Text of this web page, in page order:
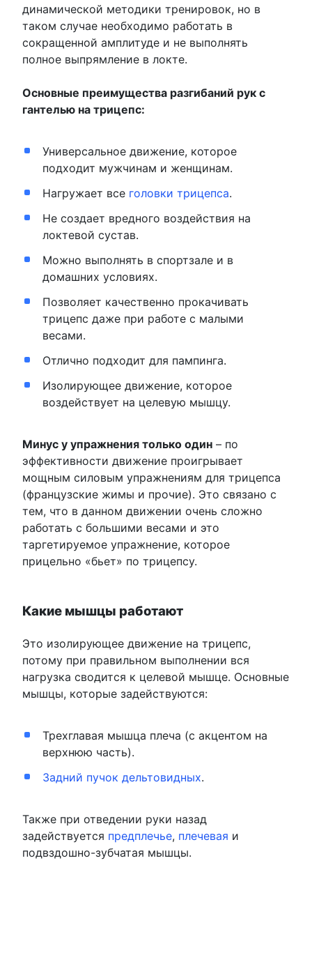
динамической методики тренировок, но в
таком случае необходимо работать в
сокращенной амплитуде и не выполнять
полное выпрямление в локте.
Основные преимущества разгибаний рук с
гантелью на трицепс:
Универсальное движение, которое
подходит мужчинам и женщинам.
Нагружает все головки трицепса.
Не создает вредного воздействия на
локтевой сустав.
Можно выполнять в спортзале и в
домашних условиях.
Позволяет качественно прокачивать
трицепс даже при работе с малыми
весами.
Отлично подходит для пампинга.
Изолирующее движение, которое
воздействует на целевую мышцу.
Минус у упражнения только один – по
эффективности движение проигрывает
мощным силовым упражнениям для трицепса
(французские жимы и прочие). Это связано с
тем, что в данном движении очень сложно
работать с большими весами и это
таргетируемое упражнение, которое
прицельно «бьет» по трицепсу.
Какие мышцы работают
Это изолирующее движение на трицепс,
потому при правильном выполнении вся
нагрузка сводится к целевой мышце. Основные
мышцы, которые задействуются:
Трехглавая мышца плеча (с акцентом на
верхнюю часть).
Задний пучок дельтовидных.
Также при отведении руки назад
задействуется предплечье, плечевая и
подвздошно-зубчатая мышцы.